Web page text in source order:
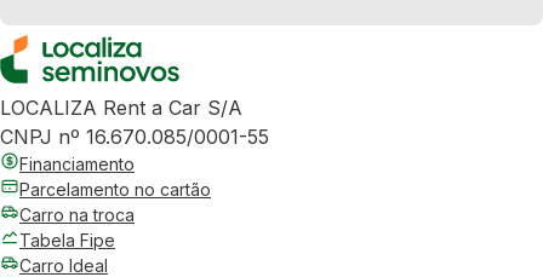
LOCALIZA Rent a Car S/A
CNPJ nº 16.670.085/0001-55
Financiamento
Parcelamento no cartão
Carro na troca
Tabela Fipe
Carro Ideal